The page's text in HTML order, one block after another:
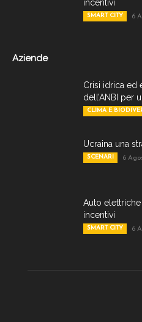
incentivi
SMART CITY 6
Aziende
Crisi idrica ed
dell’ANBI per
CLIMA E
Ucraina una
SCENARI 6
Auto
incentivi
SMART CITY 6